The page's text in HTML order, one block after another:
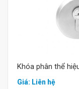
Khóa phân thể
Giá: Liên hệ